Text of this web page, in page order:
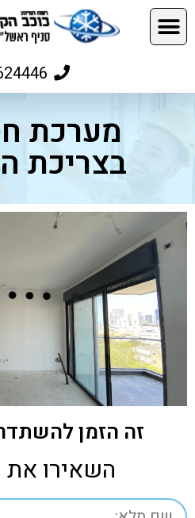
מערכת
בצריכת
זה הזמן
השאירו